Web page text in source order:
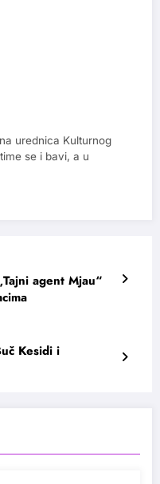
urednica Kulturnog
se i bavi, a u
agent Mjau“
Kesidi i